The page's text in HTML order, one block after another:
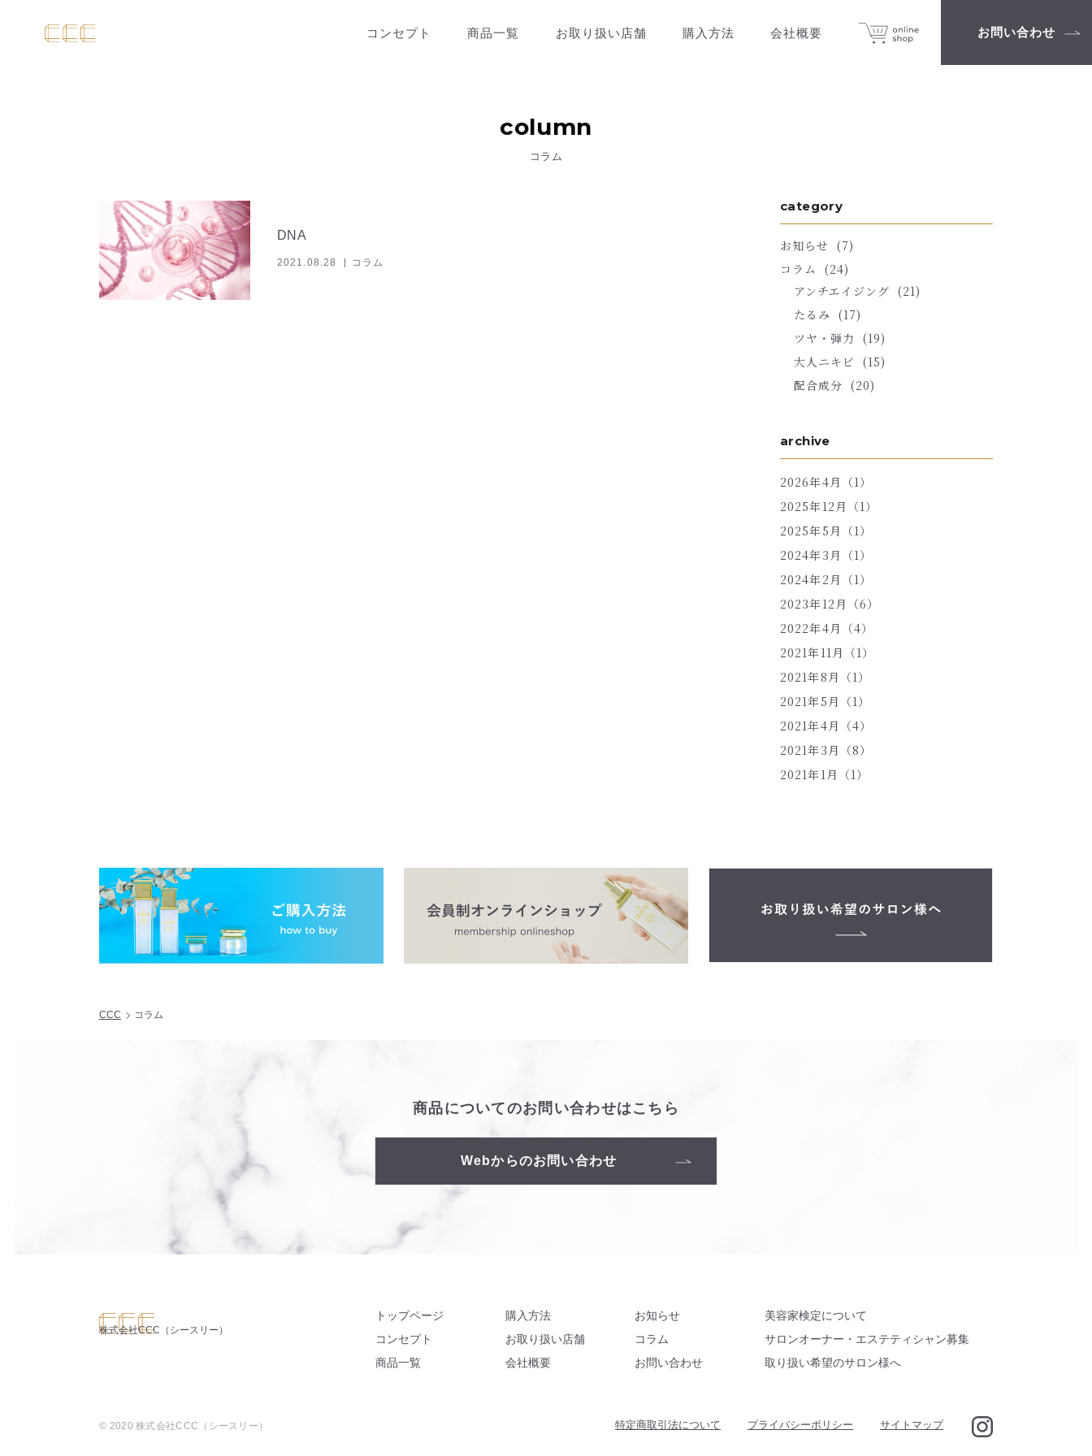
コンセプト 商品一覧 お取り扱い店舗 購入方法 会社概要 お問い合わせ
column
コラム
DNA
2021.08.28 コラム
category
お知らせ (7)
コラム
(24)
アンチエイジング (21)
たるみ (17)
ツヤ・弾力 (19)
大人ニキビ (15)
配合成分 (20)
archive
2026年4月（1）
2025年12月（1）
2025年5月（1）
2024年3月（1）
2024年2月（1）
2023年12月（6）
2022年4月（4）
2021年11月（1）
2021年8月（1）
2021年5月（1）
2021年4月（4）
2021年3月（8）
2021年1月（1）
CCC コラム
商品についてのお問い合わせはこちら
Webからのお問い合わせ
株式会社CCC（シースリー）
トップページ 購入方法 お知らせ
美容家検定について
コンセプト
お取り扱い店舗 コラム
サロンオーナー・エステティシャン募集
商品一覧
会社概要 お問い合わせ 取り扱い希望のサロン様へ
特定商取引法について プライバシーポリシー サイトマップ
© 2020 株式会社CCC（シースリー）